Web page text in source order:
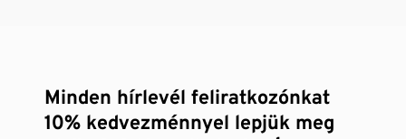
Minden hírlevél feliratkozónkat
10% kedvezménnyel lepjük meg